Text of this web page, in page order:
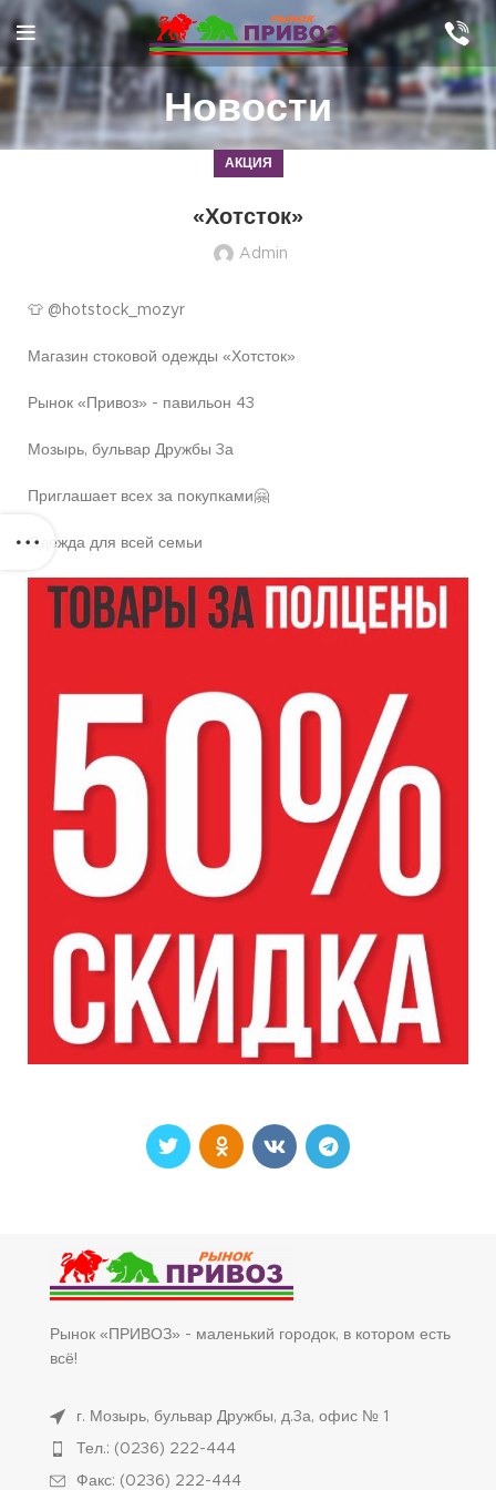
Новости
АКЦИЯ
«Хотсток»
Admin
👕 @hotstock_mozyr
Магазин стоковой одежды «Хотсток»
Рынок «Привоз» - павильон 43
Мозырь, бульвар Дружбы 3а
Приглашает всех за покупками🤗
Одежда для всей семьи
Рынок «ПРИВОЗ» - маленький городок, в котором есть
всё!
г. Мозырь, бульвар Дружбы, д.3а, офис № 1
Тел.: (0236) 222-444
Факс: (0236) 222-444